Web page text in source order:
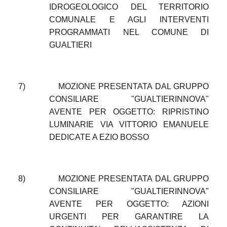
IDROGEOLOGICO DEL TERRITORIO
COMUNALE E AGLI INTERVENTI
PROGRAMMATI NEL COMUNE DI
GUALTIERI
7)
MOZIONE PRESENTATA DAL GRUPPO
CONSILIARE "GUALTIERINNOVA"
AVENTE PER OGGETTO: RIPRISTINO
LUMINARIE VIA VITTORIO EMANUELE
DEDICATE A EZIO BOSSO
8)
MOZIONE PRESENTATA DAL GRUPPO
CONSILIARE "GUALTIERINNOVA"
AVENTE PER OGGETTO: AZIONI
URGENTI PER GARANTIRE LA